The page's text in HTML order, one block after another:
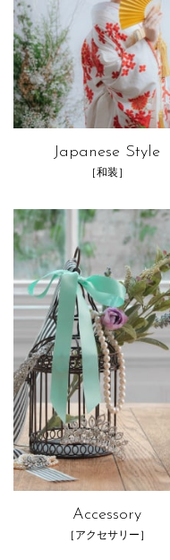
Japanese Style
［和装］
Accessory
［アクセサリー］